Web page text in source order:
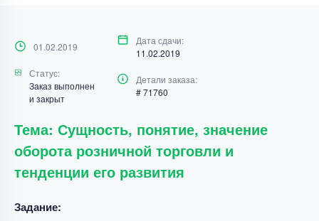
01.02.2019
Дата сдачи:
11.02.2019
Статус:
Заказ выполнен
и закрыт
Детали заказа:
# 71760
Тема: Сущность, понятие, значение
оборота розничной торговли и
тенденции его развития
Задание: